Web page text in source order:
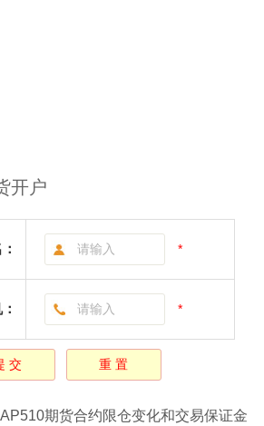
开户
*
*
期货合约限仓变化和交易保证金